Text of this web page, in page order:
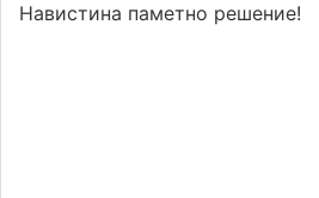
Навистина паметно решение!